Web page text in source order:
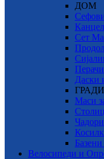
ДОМ
Сет
Даски
Маси
Велосипеди и